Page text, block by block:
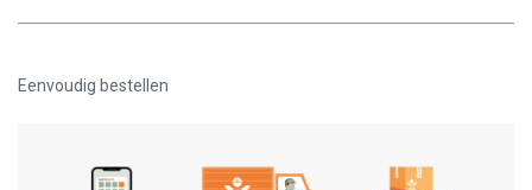
Eenvoudig bestellen